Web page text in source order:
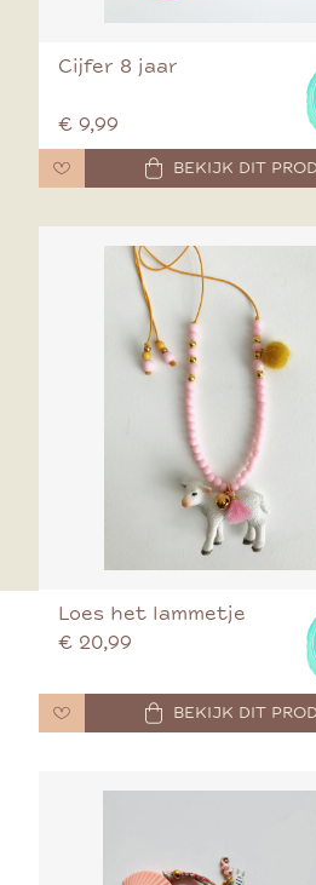
Cijfer 8 jaar
€ 9,99
BEKIJK DIT
Loes het lammetje
€ 20,99
BEKIJK DIT